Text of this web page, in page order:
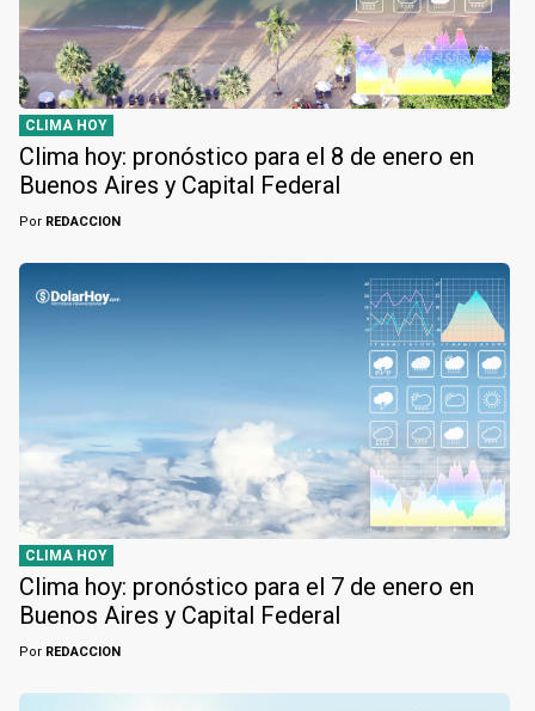
CLIMA HOY
Clima hoy: pronóstico para el 8 de enero en
Buenos Aires y Capital Federal
Por REDACCION
CLIMA HOY
Clima hoy: pronóstico para el 7 de enero en
Buenos Aires y Capital Federal
Por REDACCION